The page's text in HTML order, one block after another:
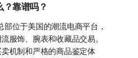
靠谱吗？
部位于美国的潮流电商平台，
服饰、腕表和收藏品交易。
机制和严格的商品鉴定体